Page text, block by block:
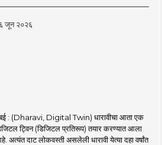
जून २०२६
: (Dharavi, Digital Twin) धारावीचा आता एक
ट्विन (डिजिटल प्रतिरूप) तयार करण्यात आला
अत्यंत दाट लोकवस्ती असलेली धारावी येत्या दहा वर्षांत